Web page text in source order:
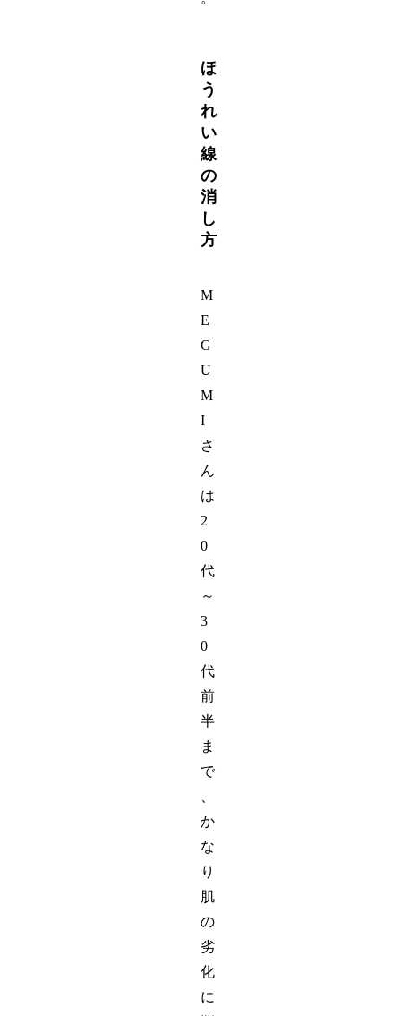
ほ
う
れ
い
線
の
消
し
方
M
E
G
U
M
I
さ
ん
は
2
0
代
～
3
0
代
前
半
ま
で
か
な
り
肌
の
劣
化
に